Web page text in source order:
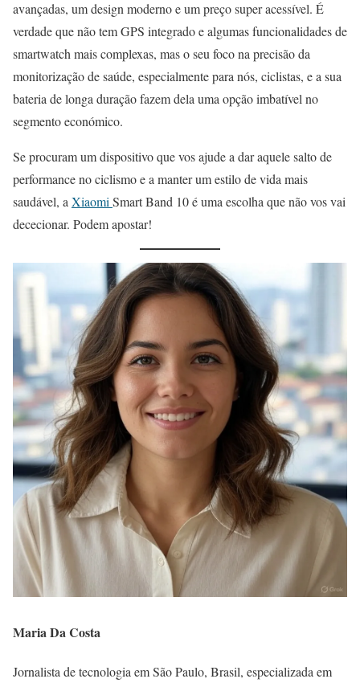
avançadas, um design moderno e um preço super acessível. É
verdade que não tem GPS integrado e algumas funcionalidades de
smartwatch mais complexas, mas o seu foco na precisão da
monitorização de saúde, especialmente para nós, ciclistas, e a sua
bateria de longa duração fazem dela uma opção imbatível no
segmento económico.
Se procuram um dispositivo que vos ajude a dar aquele salto de
performance no ciclismo e a manter um estilo de vida mais
saudável, aXiaomiSmart Band 10 é uma escolha que não vos vai
dececionar. Podem apostar!
Maria Da Costa
Jornalista de tecnologia em São Paulo, Brasil, especializada em